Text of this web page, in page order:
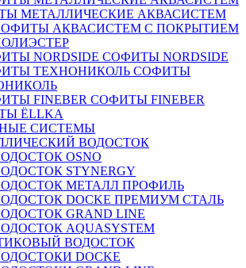
МЕТАЛЛИЧЕСКИЕ АКВАСИСТЕМ
АКВАСИСТЕМ С ПОКРЫТИЕМ
СОФИТЫ NORDSIDE
СОФИТЫ
СОФИТЫ FINEBER
ЁLLKA
СИСТЕМЫ
ВОДОСТОК
OSNO
STYNERGY
МЕТАЛЛ ПРОФИЛЬ
DOCKE ПРЕМИУМ СТАЛЬ
GRAND LINE
AQUASYSTEM
ВОДОСТОК
DOCKE